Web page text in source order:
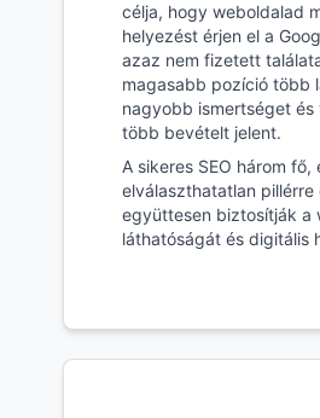
célja, hogy weboldalad
helyezést érjen el a
azaz nem fizetett
magasabb pozíció több
nagyobb ismertséget és
több bevételt jelent.
A sikeres SEO három fő,
elválaszthatatlan pillérre
együttesen biztosítják a
láthatóságát és digitális